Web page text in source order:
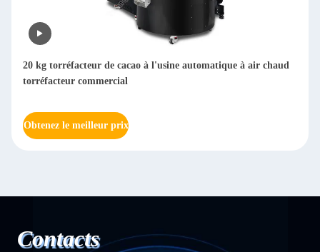
Machine à décaper les grains de café secs multifonctionnelle
Arabica Huller Machine à décaper les grains de café 800 kg/h
Obtenez le meilleur prix
Contacts